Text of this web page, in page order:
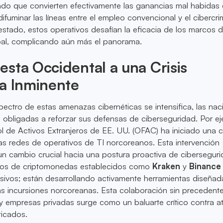
que convierten efectivamente las ganancias mal habidas
las líneas entre el empleo convencional y el
estos operativos desafían la eficacia de los marcos
complicando aún más el panorama.
Occidental a una Crisis
Inminente
de estas amenazas cibernéticas se intensifica, las
a reforzar sus defensas de ciberseguridad. Por
de Activos Extranjeros de EE. UU. (OFAC) ha iniciado una
redes de operativos de TI norcoreanos. Esta intervención
cambio crucial hacia una postura proactiva de
de criptomonedas establecidos como Kraken y Binance
están desarrollando activamente herramientas
incursiones norcoreanas. Esta colaboración sin
empresas privadas surge como un baluarte crítico contra